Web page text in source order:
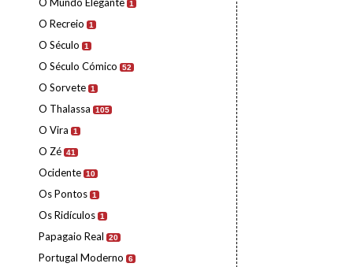
1
O Recreio 1
O Século 1
O Século Cómico 52
O Sorvete 1
O Thalassa 105
O Vira 1
O Zé 41
Ocidente 10
Os Pontos 1
Os Ridículos 1
Papagaio Real 20
Portugal Moderno 6